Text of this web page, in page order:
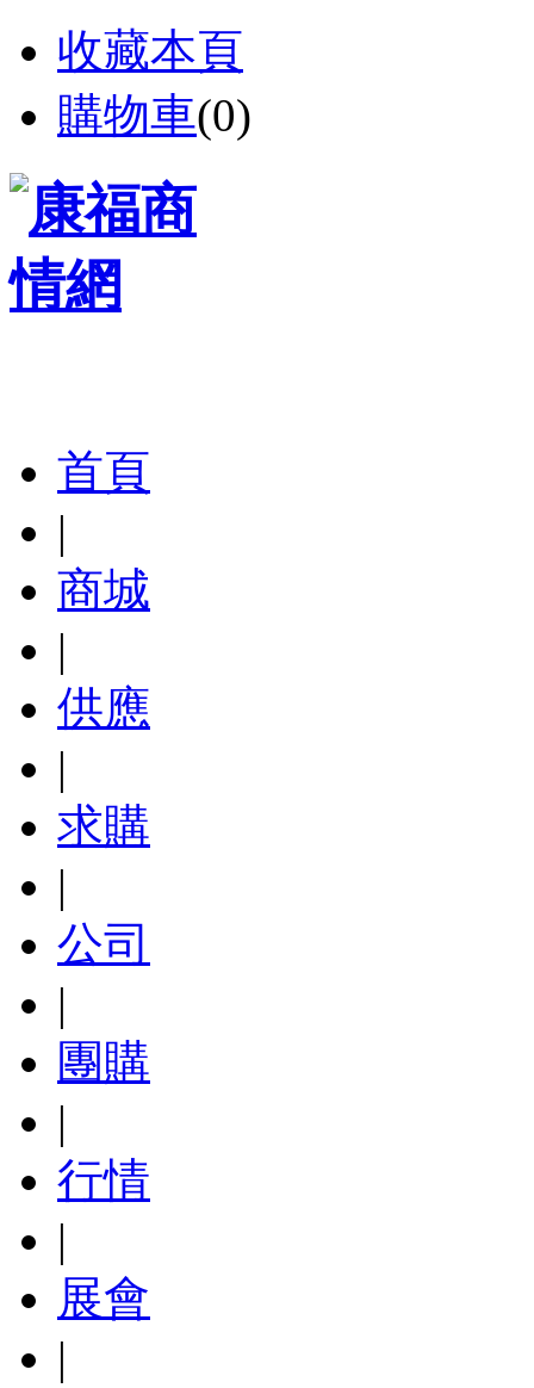
收藏本頁
購物車(0)
首頁
|
商城
|
供應
|
求購
|
公司
|
團購
|
行情
|
展會
|